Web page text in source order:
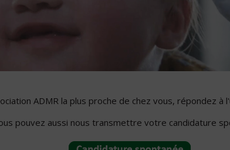
ADMR la plus proche de chez vous, répondez à
pouvez aussi nous transmettre votre candidature